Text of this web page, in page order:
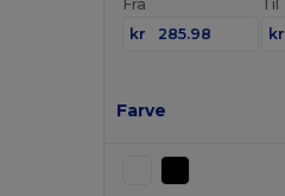
Fra
kr
Til
kr
Farve